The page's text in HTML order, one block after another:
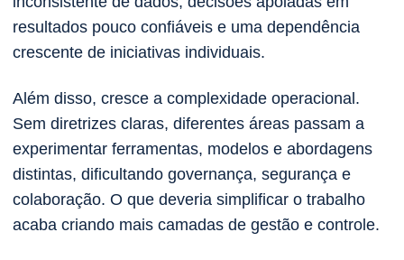
resultados pouco confiáveis e uma dependência
crescente de iniciativas individuais.
Além disso, cresce a complexidade operacional.
Sem diretrizes claras, diferentes áreas passam a
experimentar ferramentas, modelos e abordagens
distintas, dificultando governança, segurança e
colaboração. O que deveria simplificar o trabalho
acaba criando mais camadas de gestão e controle.